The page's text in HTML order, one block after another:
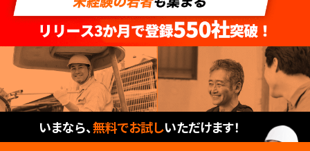
いまなら、無料でお試しいただけます！​